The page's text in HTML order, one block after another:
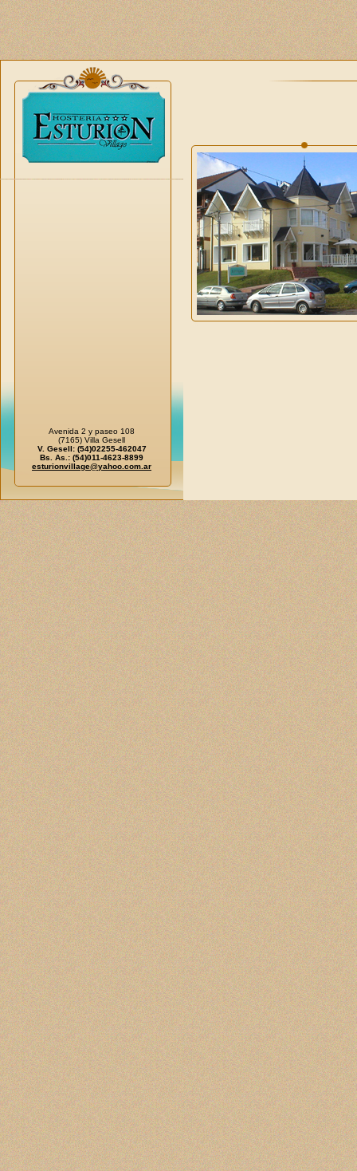
Avenida 2 y paseo 108
(7165) Villa Gesell
V. Gesell: (54)02255-462047
Bs. As.: (54)011-4623-8899
esturionvillage@yahoo.com.ar